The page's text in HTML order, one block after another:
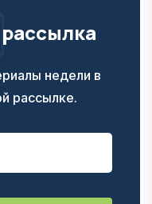
недели в
рассылке.